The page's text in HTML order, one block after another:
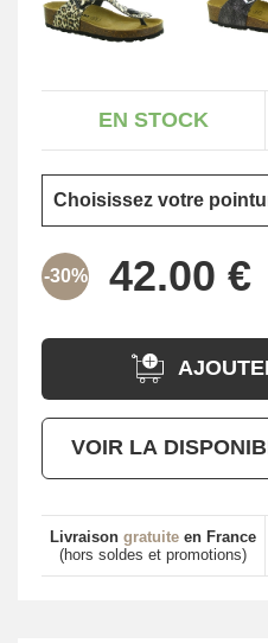
EN STOCK
-30%
VOIR LA
Livraison gratuite en France
(hors soldes et promotions)